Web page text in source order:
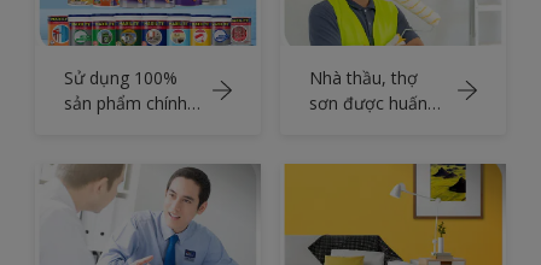
Sử dụng 100%
sản phẩm chính
Nhà thầu, thợ
sơn được huấn